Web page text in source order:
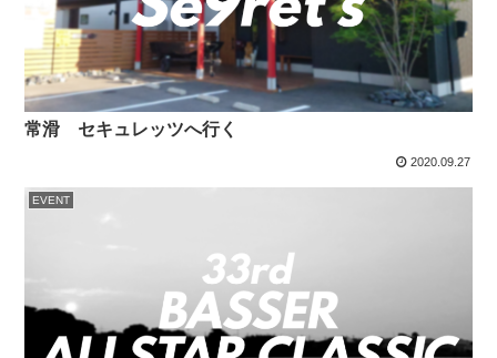
常滑 セキュレッツへ行く
2020.09.27
EVENT